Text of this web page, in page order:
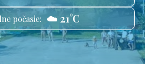
počasie: ☁️ 21°C